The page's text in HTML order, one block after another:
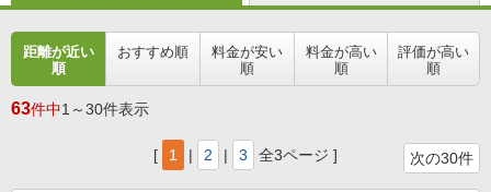
距離が近い
順
おすすめ順
料金が安い
順
料金が高い
順
評価が高い
順
63件中1～30件表示
[ 1 | 2 | 3 全3ページ ] 次の30件